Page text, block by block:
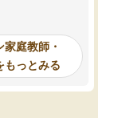
習室が毎日使えていつ
るのが心強かったよう
です。
庭教師・
もっとみる